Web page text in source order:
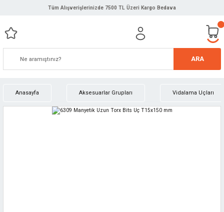
Tüm Alışverişlerinizde 7500 TL Üzeri Kargo Bedava
ARA
Anasayfa Aksesuarlar Grupları Vidalama Uçları